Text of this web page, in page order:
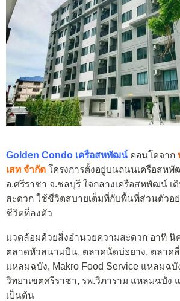
Golden Condo เครือสหพัฒน์ คอนโดจาก
เสท จำกัด โครงการตั้งอยู่บนถนนเครือสห
อ.ศรีราชา จ.ชลบุรี ใจกลางเครือสหพัฒน์ เ
สะดวก ใช้ชีวิตสบายเต็มที่กับพื้นที่ส่วนตัวอ
ชีวิตที่ลงตัว
แวดล้อมด้วยสิ่งอำนวยความสะดวก อาทิ นิ
ตลาดหัวสนามบิน, ตลาดนัดบ่อยาง, ตลาดสี่
แหลมฉบัง, Makro Food Service แหลมฉบั
วิทยาเขตศรีราชา, รพ.วิภาราม แหลมฉบัง
เป็นต้น